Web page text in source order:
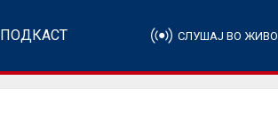
ПОДКАСТ СЛУШАЈ ВО ЖИВО